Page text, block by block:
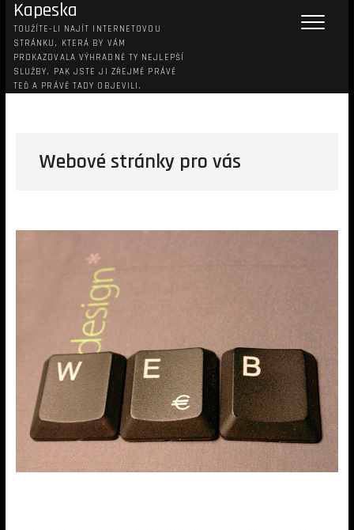
Kapeska
TOUŽÍTE-LI NAJÍT INTERNETOVOU
STRÁNKU, KTERÁ BY VÁM
PROKAZOVALA VÝHRADNĚ TY NEJLEPŠÍ
SLUŽBY, PAK JSTE JI ZŘEJMĚ PRÁVĚ
TEĎ A PRÁVĚ TADY OBJEVILI.
Webové stránky pro vás